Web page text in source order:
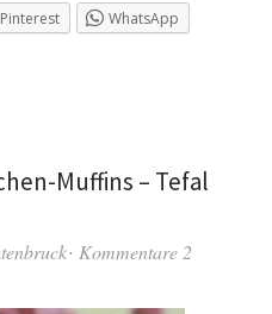
Pinterest
WhatsApp
Muffins – Tefal
Kommentare 2